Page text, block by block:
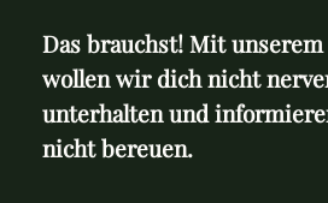
Das brauchst! Mit
wollen wir dich nicht
unterhalten und
nicht bereuen.